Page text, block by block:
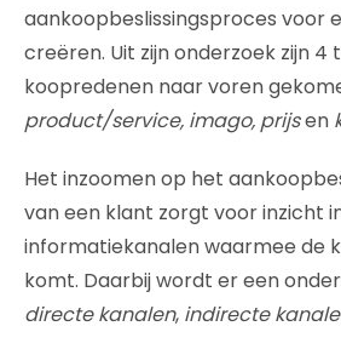
aankoopbeslissingsproces voor
creëren. Uit zijn onderzoek zijn 4
koopredenen naar voren
product/service, imago, prijsen
Het inzoomen op het
van een klant zorgt voor inzicht
informatiekanalen waarmee de
komt. Daarbij wordt er een
directe kanalen, indirecte